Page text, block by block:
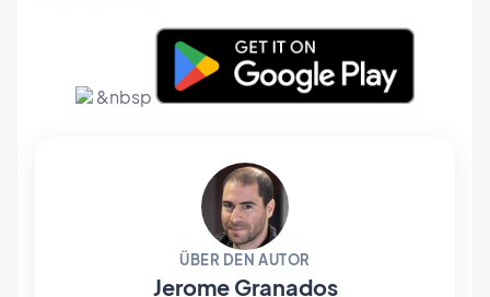
&nbsp
ÜBER DEN AUTOR
Jerome Granados